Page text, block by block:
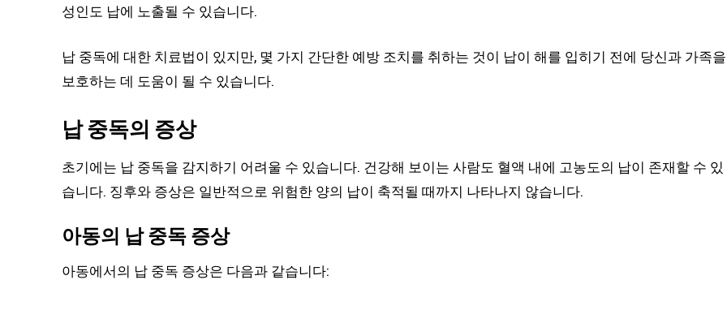
성인도 납에 노출될 수 있습니다.
납 중독에 대한 치료법이 있지만, 몇 가지 간단한 예방 조치를 취하는 것이 납이 해를 입히기 전에 당신과 가족을
보호하는 데 도움이 될 수 있습니다.
납 중독의 증상
초기에는 납 중독을 감지하기 어려울 수 있습니다. 건강해 보이는 사람도 혈액 내에 고농도의 납이 존재할 수 있
습니다. 징후와 증상은 일반적으로 위험한 양의 납이 축적될 때까지 나타나지 않습니다.
아동의 납 중독 증상
아동에서의 납 중독 증상은 다음과 같습니다: